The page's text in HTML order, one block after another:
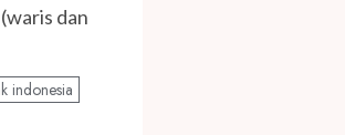
dan
indonesia